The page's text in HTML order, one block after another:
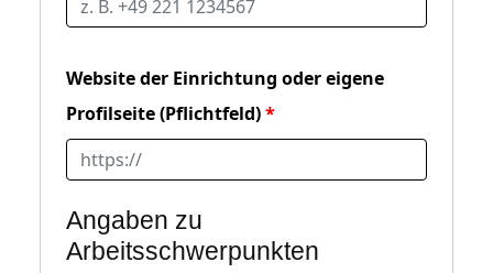
Website der Einrichtung oder eigene
Profilseite (Pflichtfeld)
Angaben zu
Arbeitsschwerpunkten